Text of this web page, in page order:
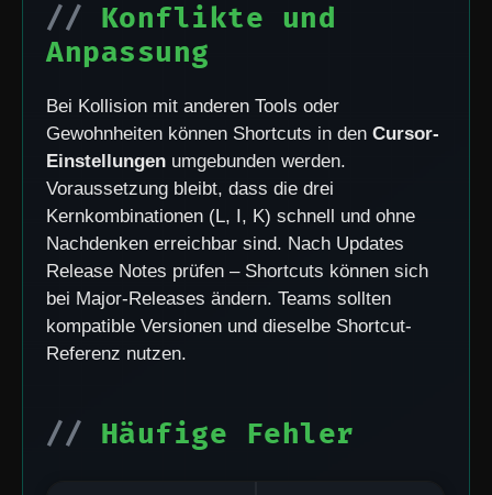
Konflikte und
Anpassung
Bei Kollision mit anderen Tools oder
Gewohnheiten können Shortcuts in denCursor-
Einstellungen umgebunden werden.
Voraussetzung bleibt, dass die drei
Kernkombinationen (L, I, K) schnell und ohne
Nachdenken erreichbar sind. Nach Updates
Release Notes prüfen – Shortcuts können sich
bei Major-Releases ändern. Teams sollten
kompatible Versionen und dieselbe Shortcut-
Referenz nutzen.
Häufige Fehler